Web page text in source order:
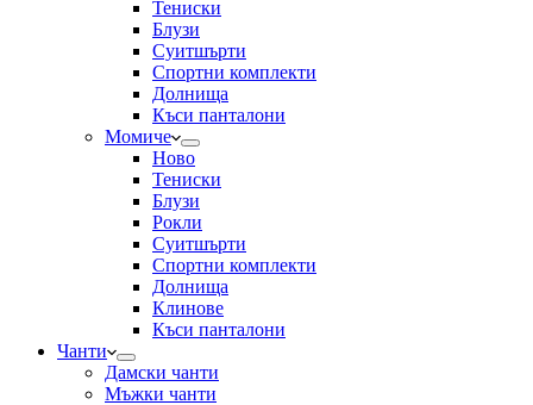
Тениски
Блузи
Суитшърти
Спортни комплекти
Долнища
Къси панталони
Момиче
Ново
Тениски
Блузи
Рокли
Суитшърти
Спортни комплекти
Долнища
Клинове
Къси панталони
Чанти
Дамски чанти
Мъжки чанти